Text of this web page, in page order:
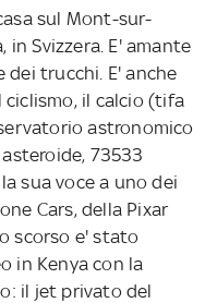
sul Mont-sur-
in Svizzera. E' amante
dei trucchi. E' anche
il calcio (tifa
astronomico
73533
sua voce a uno dei
Cars, della Pixar
scorso e' stato
in Kenya con la
il jet privato del